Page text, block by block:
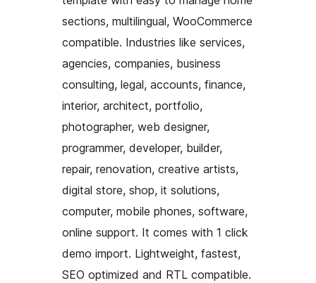
sections, multilingual, WooCommerce
compatible. Industries like services,
agencies, companies, business
consulting, legal, accounts, finance,
interior, architect, portfolio,
photographer, web designer,
programmer, developer, builder,
repair, renovation, creative artists,
digital store, shop, it solutions,
computer, mobile phones, software,
online support. It comes with 1 click
demo import. Lightweight, fastest,
SEO optimized and RTL compatible.